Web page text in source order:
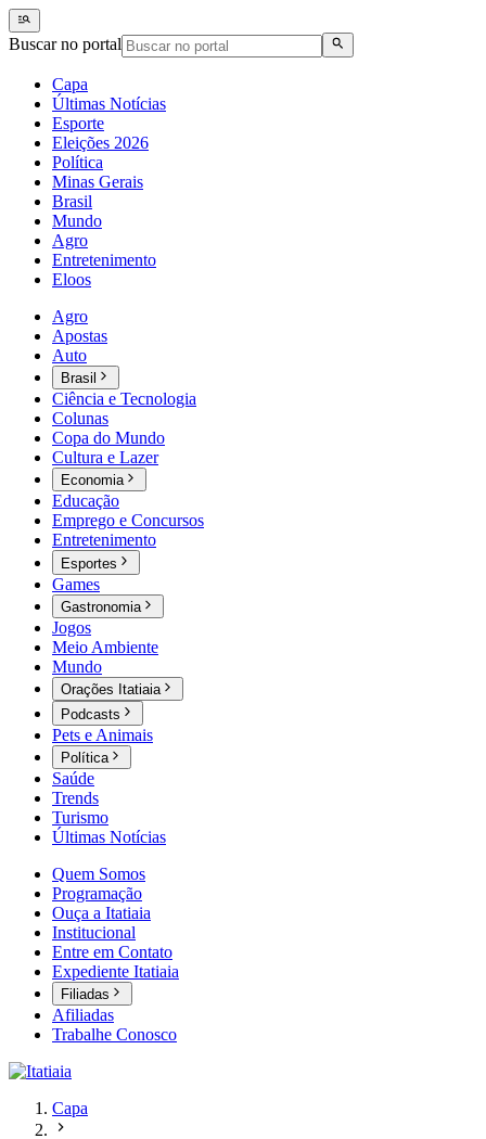
Buscar no portal
Capa
Últimas Notícias
Esporte
Eleições 2026
Política
Minas Gerais
Brasil
Mundo
Agro
Entretenimento
Eloos
Agro
Apostas
Auto
Brasil
Ciência e Tecnologia
Colunas
Copa do Mundo
Cultura e Lazer
Economia
Educação
Emprego e Concursos
Entretenimento
Esportes
Games
Gastronomia
Jogos
Meio Ambiente
Mundo
Orações Itatiaia
Podcasts
Pets e Animais
Política
Saúde
Trends
Turismo
Últimas Notícias
Quem Somos
Programação
Ouça a Itatiaia
Institucional
Entre em Contato
Expediente Itatiaia
Filiadas
Afiliadas
Trabalhe Conosco
Capa